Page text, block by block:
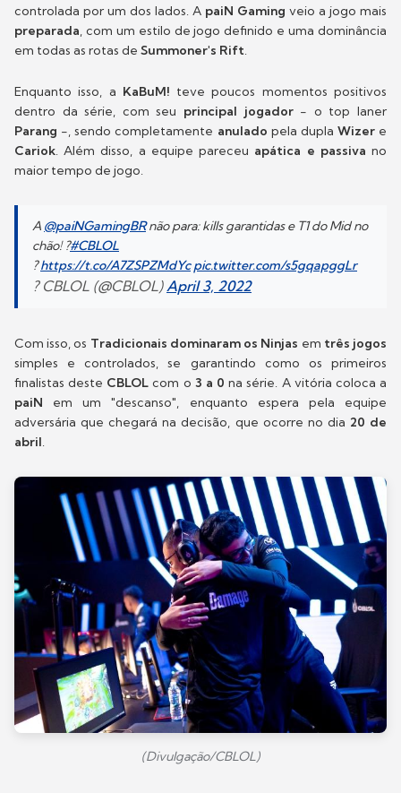
controlada por um dos lados. A paiN Gaming veio a jogo mais
preparada, com um estilo de jogo definido e uma dominância
em todas as rotas de Summoner's Rift.
Enquanto isso, a KaBuM! teve poucos momentos positivos
dentro da série, com seu principal jogador- o top laner
Parang -, sendo completamente anulado pela dupla Wizere
Cariok. Além disso, a equipe pareceu apática e passiva no
maior tempo de jogo.
A @paiNGamingBRnão para: kills garantidas e T1 do Mid no
chão! ?#CBLOL
?https://t.co/A7ZSPZMdYc pic.twitter.com/s5gqapggLr
? CBLOL (@CBLOL)April 3, 2022
Com isso, os Tradicionais dominaram os Ninjas em três jogos
simples e controlados, se garantindo como os primeiros
finalistas deste CBLOLcom o 3 a 0na série. A vitória coloca a
paiN em um "descanso", enquanto espera pela equipe
adversária que chegará na decisão, que ocorre no dia 20 de
abril.
(Divulgação/CBLOL)